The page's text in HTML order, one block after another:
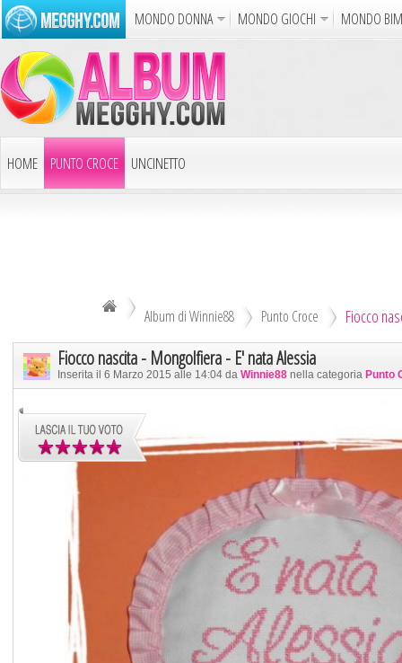
MONDO DONNA MONDO GIOCHI MONDO
Album Punto Croce Cucina
Azione Puzzle
Gif
HOME PUNTO CROCE UNCINETTO
Album di Winnie88 Punto Croce Fiocco
Fiocco nascita - Mongolfiera - E' nata Alessia
Inserita il 6 Marzo 2015 alle 14:04 da Winnie88 nella categoria Punto